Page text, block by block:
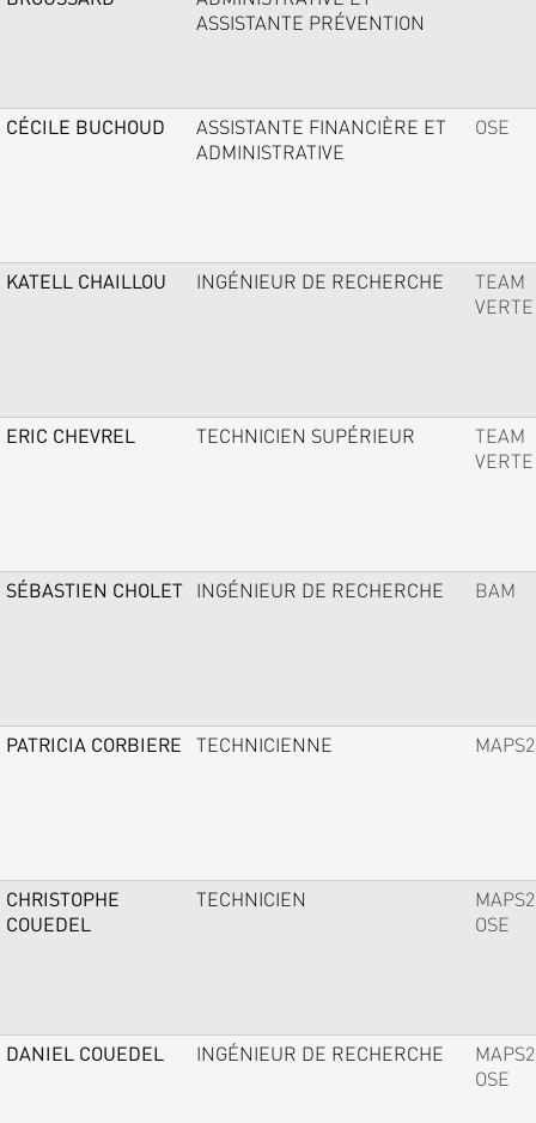
ASSISTANTE PRÉVENTION
CÉCILE BUCHOUD
ASSISTANTE FINANCIÈRE ET
ADMINISTRATIVE
OSE
KATELL CHAILLOU INGÉNIEUR DE RECHERCHE
TEAM
VERTE
ERIC CHEVREL TECHNICIEN SUPÉRIEUR
TEAM
VERTE
SÉBASTIEN CHOLET INGÉNIEUR DE RECHERCHE BAM
PATRICIA CORBIERE TECHNICIENNE MAPS2
CHRISTOPHE
COUEDEL
TECHNICIEN
MAPS2
OSE
DANIEL COUEDEL INGÉNIEUR DE RECHERCHE
MAPS2
OSE